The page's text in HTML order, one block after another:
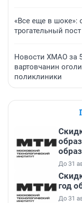
«Все еще в шоке»:
трогательный
Новости ХМАО за
вартовчанин
поликлиники
До 31
год
До 31